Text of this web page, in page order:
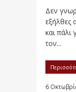
Δεν
εξήλθες
και πάλι
τον...
6